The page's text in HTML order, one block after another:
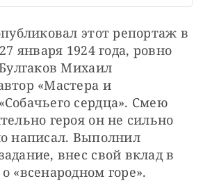
этот репортаж в
января 1924 года, ровно
Михаил
«Мастера и
сердца». Смею
героя он не сильно
написал. Выполнил
внес свой вклад в
«всенародном горе».